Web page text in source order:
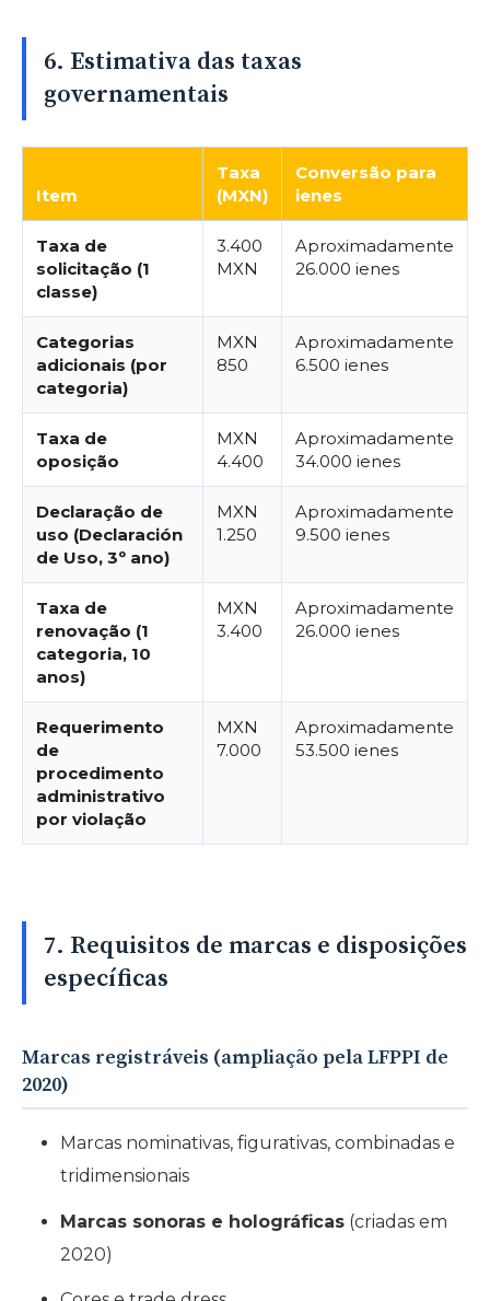
6. Estimativa das taxas
governamentais
Item
Taxa
(MXN)
Conversão para
ienes
Taxa de
solicitação (1
classe)
3.400
MXN
Aproximadamente
26.000 ienes
Categorias
adicionais (por
categoria)
MXN
850
Aproximadamente
6.500 ienes
Taxa de
oposição
MXN
4.400
Aproximadamente
34.000 ienes
Declaração de
uso (Declaración
de Uso, 3º ano)
MXN
1.250
Aproximadamente
9.500 ienes
Taxa de
renovação (1
categoria, 10
anos)
MXN
3.400
Aproximadamente
26.000 ienes
Requerimento
de
procedimento
administrativo
por violação
MXN
7.000
Aproximadamente
53.500 ienes
7. Requisitos de marcas e disposições
específicas
Marcas registráveis (ampliação pela LFPPI de
2020)
Marcas nominativas, figurativas, combinadas e
tridimensionais
Marcas sonoras e holográficas (criadas em
2020)